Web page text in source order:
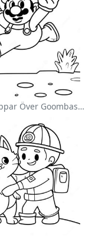
Mario Hoppar Över Goombas Målarbild